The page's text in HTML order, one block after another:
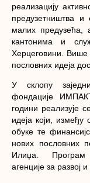
реализацију
предузетништва и
малих предузећа,
кантонима и
Херцеговини.
пословних идеја
У склопу
фондације
години реализује
идеја који, између
обуке те
нових пословних
Илиџа. Програм
агенције за развој